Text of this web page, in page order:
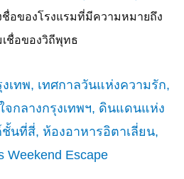
ชื่อของโรงแรมที่มีความหมายถึง
ชื่อของวิถีพุทธ